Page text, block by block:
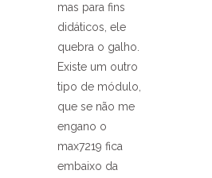
mas para fins
didáticos, ele
quebra o galho.
Existe um outro
tipo de módulo,
que se não me
engano o
max7219 fica
embaixo da